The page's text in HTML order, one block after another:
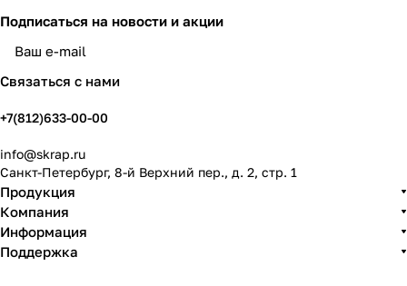
Подписаться на новости и акции
Связаться с нами
+7(812)633-00-00
info@skrap.ru
Санкт-Петербург, 8-й Верхний пер., д. 2, стр. 1
Продукция
Компания
Информация
Поддержка